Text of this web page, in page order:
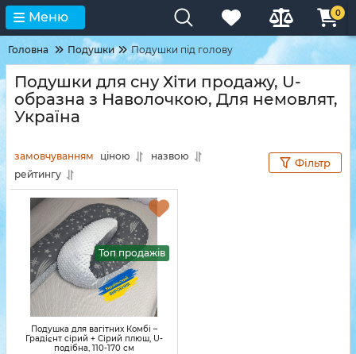
Меню 0
Головна Подушки Подушки під голову
Подушки для сну Хіти продажу, U-
образна з Наволочкою, Для немовлят,
Україна
замовчуванням ціною
назвою
рейтингу
Фільтр
Топ продажів
Подушка для вагітних Комбі –
Градієнт сірий + Сірий плюш, U-
подібна, 110-170 см